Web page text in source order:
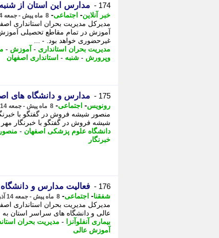
174 - مدارس این استان از شنبه تا دوشنبه (15
خبر آنلاین- اجتماعی- 8 ماه پیش - جمعه 14 آذر 1404، 12:15
آموزش در تمام مقاطع تحصیلی
غیرحضوری خواهد بود. - ...
مدیریت بحران استانداری - آموزش -
وپرورش - شنبه - استانداری اصفهان
175 - مدارس و دانشگاه های
رونویس- اجتماعی- 8 ماه پیش - جمعه 14 آذر 1404، 12:08
منصور شیشه فروش در گفتگو با
شیشه فروش در گفتگو با خبرنگار
دانشگاه علوم پزشکی اصفهان -
خبرنگار
176 - فعالیت مدارس و دانشگاه های
شفقنا- اجتماعی- 8 ماه پیش - جمعه 14 آذر 1404، 12:07
مدیرکل مدیریت بحران استانداری
عالی و دانشگاه های سراسر استان به
بیماری آنفلوآنزا
- مدیریت بحران
آموزش عالی